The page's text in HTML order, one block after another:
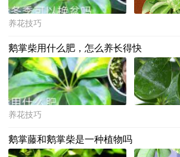
养花技巧
鹅掌柴用什么肥，怎么养长得快
养花技巧
鹅掌藤和鹅掌柴是一种植物吗